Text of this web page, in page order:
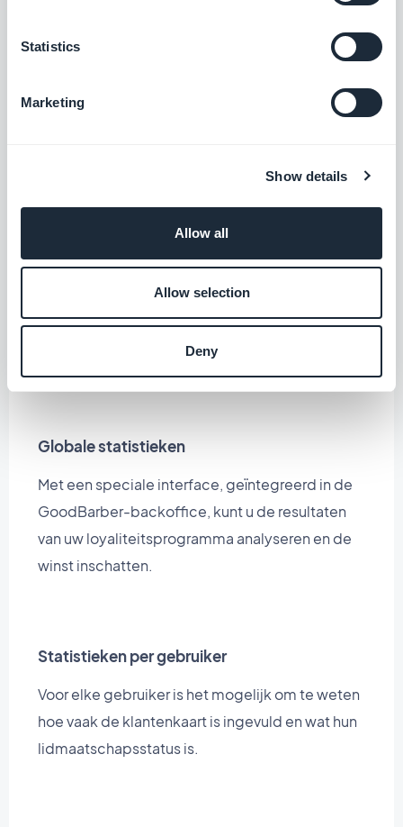
Statistics
Marketing
Show details
Allow all
Allow selection
Deny
beloningen die worden verzonden via een
visualiseer het aantal aangeboden beloningen,
Beheer van
loyaliteitsprogramma's
Globale statistieken
Met een speciale interface, geïntegreerd in de
GoodBarber-backoffice, kunt u de resultaten
van uw loyaliteitsprogramma analyseren en de
winst inschatten.
Statistieken per gebruiker
Voor elke gebruiker is het mogelijk om te weten
hoe vaak de klantenkaart is ingevuld en wat hun
lidmaatschapsstatus is.